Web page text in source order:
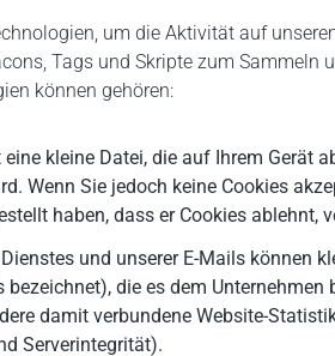
um die Aktivität auf
Tags und Skripte zum
können gehören:
eine kleine Datei, die auf Ihrem Gerät
Wenn Sie jedoch keine Cookies
haben, dass er Cookies ablehnt,
und unserer E-Mails können
bezeichnet), die es dem
damit verbundene Website-
Serverintegrität).